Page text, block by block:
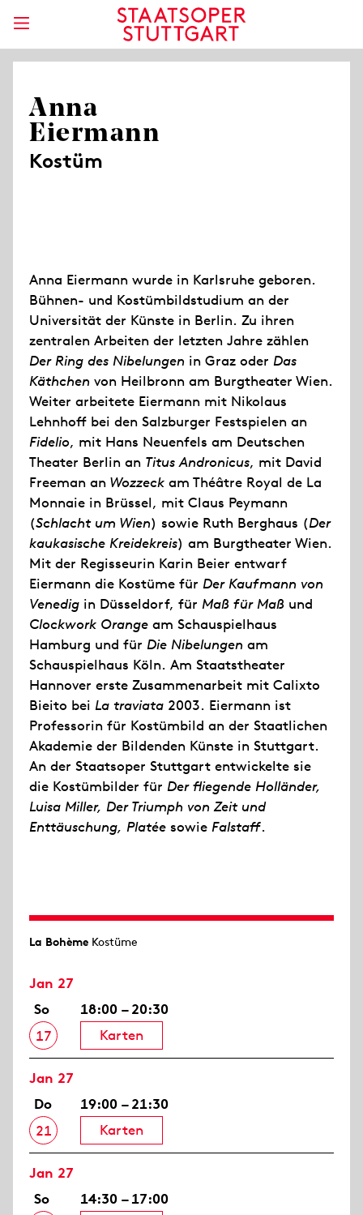
Anna
Eiermann
Kostüm
Anna Eiermann wurde in Karlsruhe geboren.
Bühnen- und Kostümbildstudium an der
Universität der Künste in Berlin. Zu ihren
zentralen Arbeiten der letzten Jahre zählen
Der Ring des Nibelungen in Graz oder Das
Käthchen von Heilbronn am Burgtheater Wien.
Weiter arbeitete Eiermann mit Nikolaus
Lehnhoff bei den Salzburger Festspielen an
Fidelio, mit Hans Neuenfels am Deutschen
Theater Berlin an Titus Andronicus, mit David
Freeman an Wozzeck am Théâtre Royal de La
Monnaie in Brüssel, mit Claus Peymann
(Schlacht um Wien) sowie Ruth Berghaus (Der
kaukasische Kreidekreis) am Burgtheater Wien.
Mit der Regisseurin Karin Beier entwarf
Eiermann die Kostüme für Der Kaufmann von
Venedig in Düsseldorf, für Maß für Maß und
Clockwork Orange am Schauspielhaus
Hamburg und für Die Nibelungen am
Schauspielhaus Köln. Am Staatstheater
Hannover erste Zusammenarbeit mit Calixto
Bieito bei La traviata 2003. Eiermann ist
Professorin für Kostümbild an der Staatlichen
Akademie der Bildenden Künste in Stuttgart.
An der Staatsoper Stuttgart entwickelte sie
die Kostümbilder für Der fliegende Holländer,
Luisa Miller, Der Triumph von Zeit und
Enttäuschung, Platée sowie Falstaff.
La Bohème Kostüme
Jan 27
So
17
18:00 – 20:30
Karten
Jan 27
Do
21
19:00 – 21:30
Karten
Jan 27
So
14:30 – 17:00